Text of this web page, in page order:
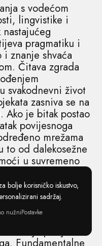
s vodećom
lingvistike i
pragmatiku i
i znanje shvaća
Čitava zgrada
svakodnevni život
zasniva se na
Ako je bitak postao
povijesnoga
mrežama
to od dalekosežne
u suvremeno
postaju
Sve što je
u praksi. Od
studija
kapitalizma
i svoje posljedice
Fundamentalne
bolje korisničko iskustvo,
sadržaj.
nužniPostavke